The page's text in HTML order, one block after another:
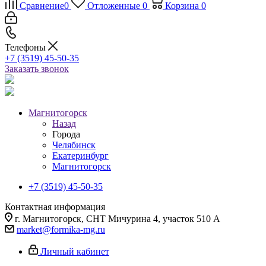
Сравнение0 Отложенные 0 Корзина 0
Телефоны
+7 (3519) 45-50-35
Заказать звонок
Магнитогорск
Назад
Города
Челябинск
Екатеринбург
Магнитогорск
+7 (3519) 45-50-35
Контактная информация
г. Магнитогорск, СНТ Мичурина 4, участок 510 А
market@formika-mg.ru
Личный кабинет